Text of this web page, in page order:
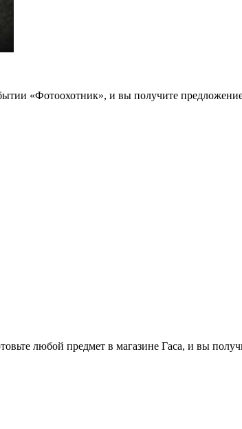
«Фотоохотник», и вы получите
любой предмет в магазине Гаса, и вы